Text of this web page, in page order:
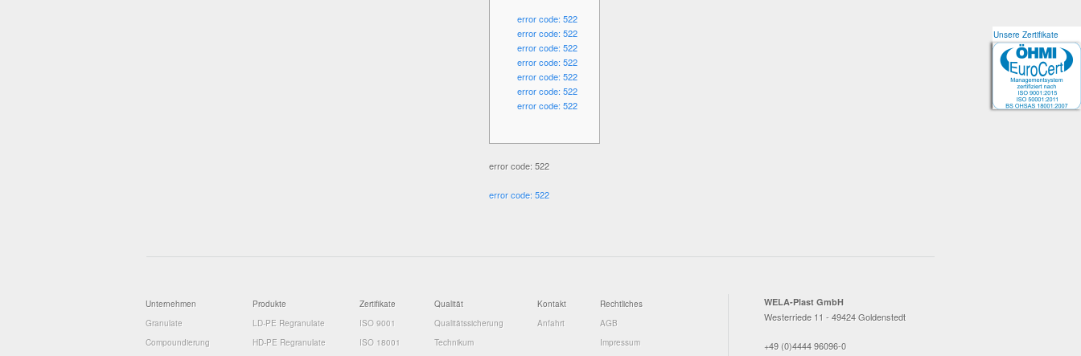
error code: 522
error code: 522
error code: 522
error code: 522
error code: 522
error code: 522
error code: 522
error code: 522
error code: 522
Unsere Zertifikate
Unsere Zertifikate
Unternehmen
Granulate
Compoundierung
Produkte
LD-PE Regranulate
HD-PE Regranulate
Zertifikate
ISO 9001
ISO 18001
Qualität
Qualitätssicherung
Technikum
Kontakt
Anfahrt
Rechtliches
AGB
Impressum
WELA-Plast GmbH
Westerriede 11 - 49424 Goldenstedt
+49 (0)4444 96096-0